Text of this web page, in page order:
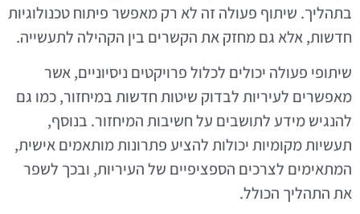
בתהליך. שיתוף פעולה זה לא רק מאפשר פיתוח טכנולוגיות
חדשות, אלא גם מחזק את הקשרים בין הקהילה לתעשייה.
שיתופי פעולה יכולים לכלול פרויקטים ניסיוניים, אשר
מאפשרים לעיריות לבדוק שיטות חדשות במיחזור, כמו גם
להנגיש מידע לתושבים על חשיבות המיחזור. בנוסף,
תעשיות מקומיות יכולות להציע פתרונות מותאמים אישית,
המתאימים לצרכים הספציפיים של העיריות, ובכך לשפר
את התהליך הכולל.